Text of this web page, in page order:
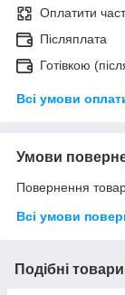
Оплатити
Післяплата
Готівкою
Всі умови
Умови
Повернення
Всі умови
Подібні